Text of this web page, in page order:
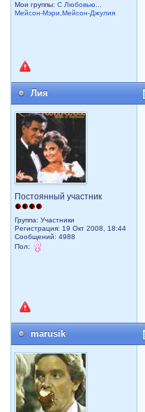
Мои группы:С Любовью...
Мейсон-Мэри,Мейсон-Джулия
Лия
Постоянный участник
Группа: Участники
Регистрация: 19 Окт 2008, 18:44
Сообщений: 4988
Пол:
marusik